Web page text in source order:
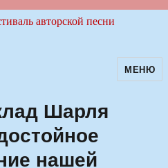
авторскойМЕНЮ
Шарля
нашей